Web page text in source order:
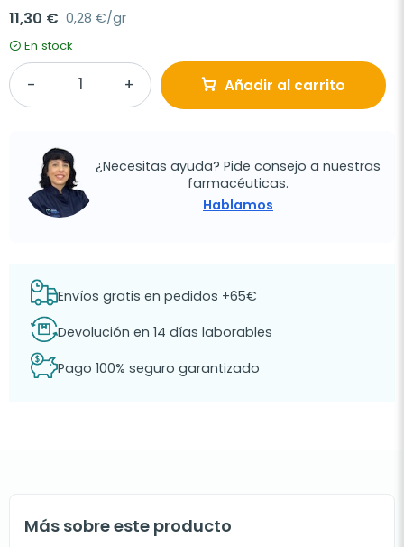
11,30 € 0,28 €/gr
En stock
Añadir al carrito
¿Necesitas ayuda? Pide consejo a nuestras
farmacéuticas.
Hablamos
Envíos gratis en pedidos +65€
Devolución en 14 días laborables
Pago 100% seguro garantizado
Más sobre este producto